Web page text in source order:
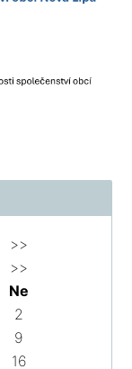
>>
>>
Ne
2
9
16